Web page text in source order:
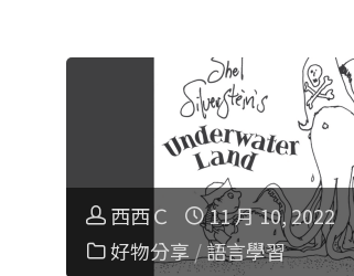
西西Ｃ
11 月 10, 2022
好物分享 /語言學習